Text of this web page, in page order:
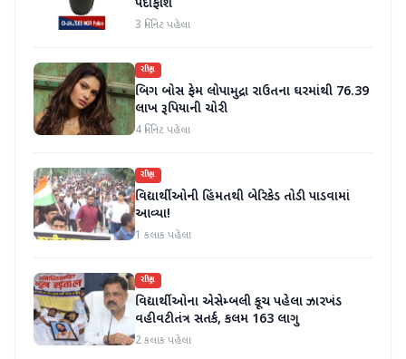
પર્દાફાશ
3 મિનિટ પહેલા
રાષ્ટ્રીય
બિગ બોસ ફેમ લોપામુદ્રા રાઉતના ઘરમાંથી 76.39
લાખ રૂપિયાની ચોરી
4 મિનિટ પહેલા
રાષ્ટ્રીય
વિદ્યાર્થીઓની હિંમતથી બેરિકેડ તોડી પાડવામાં
આવ્યા!
1 કલાક પહેલા
રાષ્ટ્રીય
વિદ્યાર્થીઓના એસેમ્બલી કૂચ પહેલા ઝારખંડ
વહીવટીતંત્ર સતર્ક, કલમ 163 લાગુ
2 કલાક પહેલા